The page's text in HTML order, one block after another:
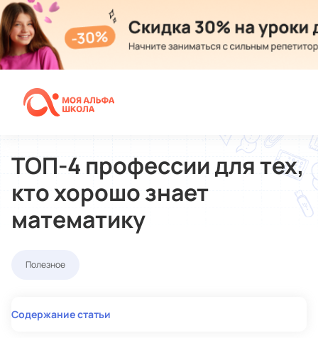
Альфашкола Статьи
ТОП-4 профессии для тех,
кто хорошо знает
математику
Полезное
Содержание статьи